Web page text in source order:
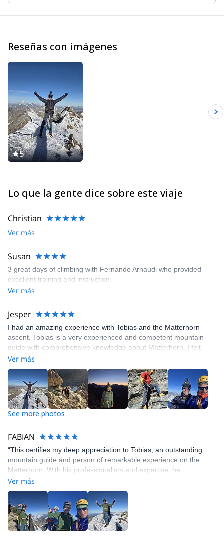
Reseñas con imágenes
5
Lo que la gente dice sobre este viaje
Christian
Ver más
Susan
3 great days of climbing with Fernando Arnaudi who provided
excellent training and instruction.
Ver más
Jesper
I had an amazing experience with Tobias and the Matterhorn
ascent. Tobias is a very experienced and competent mountain
guide with comprehensive knowledge about Matterhorn. I felt
safe every step of the way to the summit. I can highly recommend
Tobias for the Matterhorn adventure. Also a good choice to book
a training day with him before the attempt.
Ver más
See more photos
FABIAN
“This certifies my deep appreciation to Tobias, an outstanding
mountain guide and person of remarkable experience on the
Matterhorn. With his professionalism and expertise, he
successfully guided me to the summit on August 17, 2025.”
Ver más